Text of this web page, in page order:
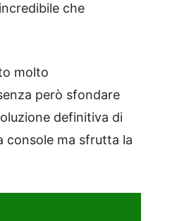
che
molto
però sfondare
definitiva di
console ma sfrutta la